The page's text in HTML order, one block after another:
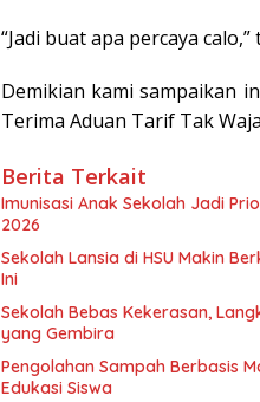
“Jadi buat apa percaya calo,”
Demikian kami sampaikan
Terima Aduan Tarif Tak
Berita Terkait
Imunisasi Anak Sekolah Jadi
2026
Sekolah Lansia di HSU Makin
Ini
Sekolah Bebas Kekerasan,
yang Gembira
Pengolahan Sampah Berbasis
Edukasi Siswa